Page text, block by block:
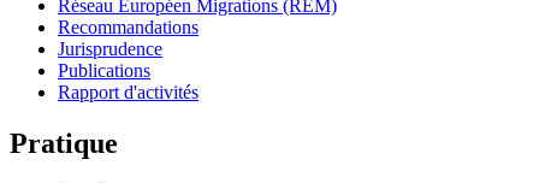
Réseau Européen Migrations (REM)
Recommandations
Jurisprudence
Publications
Rapport d'activités
Pratique